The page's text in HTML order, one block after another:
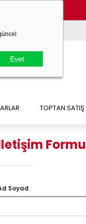
Evet
TOPTAN SATIŞ
Formu
Soyad